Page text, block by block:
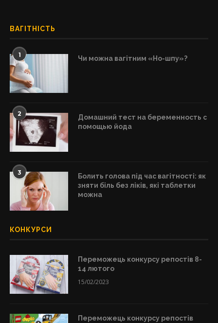
ВАГІТНІСТЬ
1 Чи можна вагітним «Но-шпу»?
2
Домашний тест на беременность с
помощью йода
3
Болить голова під час вагітності: як
зняти біль без ліків, які таблетки
можна
КОНКУРСИ
Переможець конкурсу репостів 8-
14 лютого
15/02/2023
Переможець конкурсу репостів